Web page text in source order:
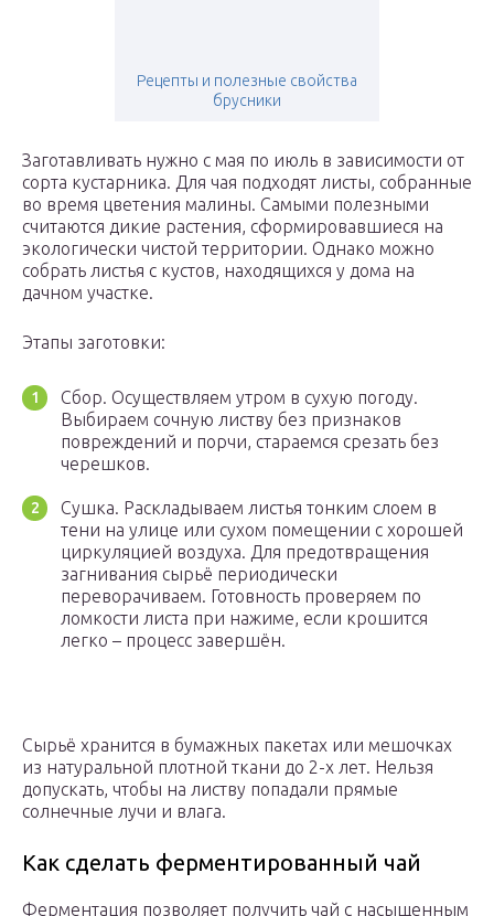
Рецепты и полезные свойства
брусники
Заготавливать нужно с мая по июль в зависимости от
сорта кустарника. Для чая подходят листы, собранные
во время цветения малины. Самыми полезными
считаются дикие растения, сформировавшиеся на
экологически чистой территории. Однако можно
собрать листья с кустов, находящихся у дома на
дачном участке.
Этапы заготовки:
Сбор. Осуществляем утром в сухую погоду.
Выбираем сочную листву без признаков
повреждений и порчи, стараемся срезать без
черешков.
Сушка. Раскладываем листья тонким слоем в
тени на улице или сухом помещении с хорошей
циркуляцией воздуха. Для предотвращения
загнивания сырьё периодически
переворачиваем. Готовность проверяем по
ломкости листа при нажиме, если крошится
легко – процесс завершён.
Сырьё хранится в бумажных пакетах или мешочках
из натуральной плотной ткани до 2-х лет. Нельзя
допускать, чтобы на листву попадали прямые
солнечные лучи и влага.
Как сделать ферментированный чай
Ферментация позволяет получить чай с насыщенным